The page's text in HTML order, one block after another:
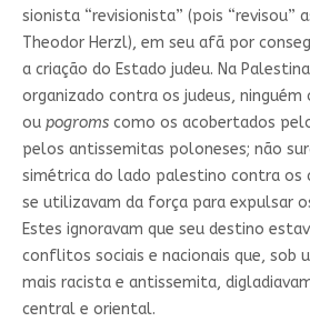
sionista “revisionista” (pois “revisou”
Theodor Herzl), em seu afã por
a criação do Estado judeu. Na
organizado contra os judeus, ninguém
ou pogromscomo os acobertados
pelos antissemitas poloneses; não
simétrica do lado palestino contra os
se utilizavam da força para expulsar
Estes ignoravam que seu destino
conflitos sociais e nacionais que, sob
mais racista e antissemita,
central e oriental.